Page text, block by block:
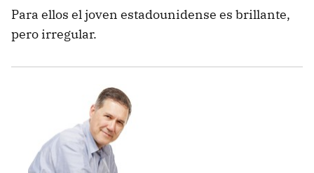
Para ellos el joven estadounidense es brillante,
pero irregular.